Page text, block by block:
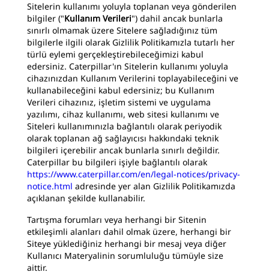
Sitelerin kullanımı yoluyla toplanan veya gönderilen
bilgiler ("Kullanım Verileri") dahil ancak bunlarla
sınırlı olmamak üzere Sitelere sağladığınız tüm
bilgilerle ilgili olarak Gizlilik Politikamızla tutarlı her
türlü eylemi gerçekleştirebileceğimizi kabul
edersiniz. Caterpillar'ın Sitelerin kullanımı yoluyla
cihazınızdan Kullanım Verilerini toplayabileceğini ve
kullanabileceğini kabul edersiniz; bu Kullanım
Verileri cihazınız, işletim sistemi ve uygulama
yazılımı, cihaz kullanımı, web sitesi kullanımı ve
Siteleri kullanımınızla bağlantılı olarak periyodik
olarak toplanan ağ sağlayıcısı hakkındaki teknik
bilgileri içerebilir ancak bunlarla sınırlı değildir.
Caterpillar bu bilgileri işiyle bağlantılı olarak
https://www.caterpillar.com/en/legal-notices/privacy-
notice.html adresinde yer alan Gizlilik Politikamızda
açıklanan şekilde kullanabilir.
Tartışma forumları veya herhangi bir Sitenin
etkileşimli alanları dahil olmak üzere, herhangi bir
Siteye yüklediğiniz herhangi bir mesaj veya diğer
Kullanıcı Materyalinin sorumluluğu tümüyle size
aittir.